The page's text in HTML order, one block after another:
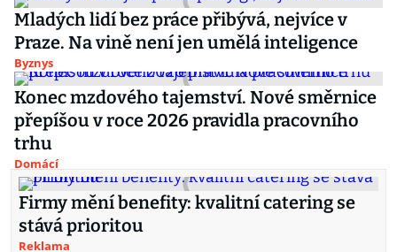
Mladých lidí bez práce přibývá, nejvíce v
Praze. Na vině není jen umělá inteligence
Byznys
Konec mzdového tajemství. Nové směrnice
přepíšou v roce 2026 pravidla pracovního
trhu
Domácí
Firmy mění benefity: kvalitní catering se
stává prioritou
Reklama